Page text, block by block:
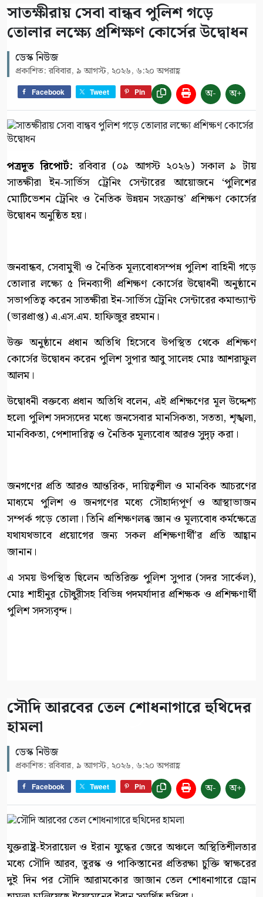
সাতক্ষীরায় সেবা বান্ধব পুলিশ গড়ে
তোলার লক্ষ্যে প্রশিক্ষণ কোর্সের উদ্বোধন
ডেস্ক নিউজ
প্রকাশিত: রবিবার, ৯ আগস্ট, ২০২৬, ৬:২০ অপরাহ্ণ
Facebook Tweet Pin অ- অ+
পত্রদূত রিপোর্ট: রবিবার (০৯ আগস্ট ২০২৬) সকাল ৯ টায়
সাতক্ষীরা ইন-সার্ভিস ট্রেনিং সেন্টারের আয়োজনে ‘পুলিশের
মোটিভেশন ট্রেনিং ও নৈতিক উন্নয়ন সংক্রান্ত’ প্রশিক্ষণ কোর্সের
উদ্বোধন অনুষ্ঠিত হয়।
জনবান্ধব, সেবামুখী ও নৈতিক মূল্যবোধসম্পন্ন পুলিশ বাহিনী গড়ে
তোলার লক্ষ্যে ৫ দিনব্যাপী প্রশিক্ষণ কোর্সের উদ্বোধনী অনুষ্ঠানে
সভাপতিত্ব করেন সাতক্ষীরা ইন-সার্ভিস ট্রেনিং সেন্টারের কমান্ড্যান্ট
(ভারপ্রাপ্ত) এ.এস.এম. হাফিজুর রহমান।
উক্ত অনুষ্ঠানে প্রধান অতিথি হিসেবে উপস্থিত থেকে প্রশিক্ষণ
কোর্সের উদ্বোধন করেন পুলিশ সুপার আবু সালেহ মোঃ আশরাফুল
আলম।
উদ্বোধনী বক্তব্যে প্রধান অতিথি বলেন, এই প্রশিক্ষণের মূল উদ্দেশ্য
হলো পুলিশ সদস্যদের মধ্যে জনসেবার মানসিকতা, সততা, শৃঙ্খলা,
মানবিকতা, পেশাদারিত্ব ও নৈতিক মূল্যবোধ আরও সুদৃঢ় করা।
জনগণের প্রতি আরও আন্তরিক, দায়িত্বশীল ও মানবিক আচরণের
মাধ্যমে পুলিশ ও জনগণের মধ্যে সৌহার্দ্যপূর্ণ ও আস্থাভাজন
সম্পর্ক গড়ে তোলা। তিনি প্রশিক্ষণলব্ধ জ্ঞান ও মূল্যবোধ কর্মক্ষেত্রে
যথাযথভাবে প্রয়োগের জন্য সকল প্রশিক্ষণার্থী’র প্রতি আহ্বান
জানান।
এ সময় উপস্থিত ছিলেন অতিরিক্ত পুলিশ সুপার (সদর সার্কেল),
মোঃ শাহীনুর চৌধুরীসহ বিভিন্ন পদমর্যাদার প্রশিক্ষক ও প্রশিক্ষণার্থী
পুলিশ সদস্যবৃন্দ।
সৌদি আরবের তেল শোধনাগারে হুথিদের
হামলা
ডেস্ক নিউজ
প্রকাশিত: রবিবার, ৯ আগস্ট, ২০২৬, ৬:২০ অপরাহ্ণ
Facebook Tweet Pin অ- অ+
যুক্তরাষ্ট্র-ইসরায়েল ও ইরান যুদ্ধের জেরে অঞ্চলে অস্থিতিশীলতার
মধ্যে সৌদি আরব, তুরস্ক ও পাকিস্তানের প্রতিরক্ষা চুক্তি স্বাক্ষরের
দুই দিন পর সৌদি আরামকোর জাজান তেল শোধনাগারে ড্রোন